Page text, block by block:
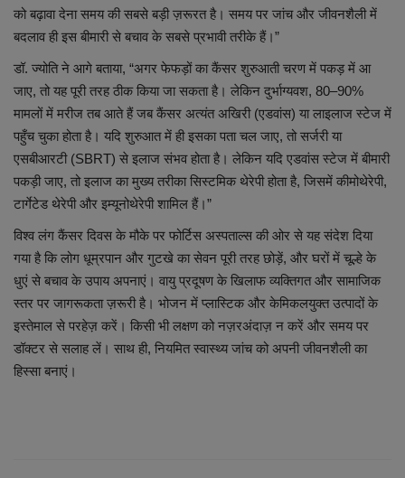
को बढ़ावा देना समय की सबसे बड़ी ज़रूरत है। समय पर जांच और जीवनशैली में
बदलाव ही इस बीमारी से बचाव के सबसे प्रभावी तरीके हैं।”
डॉ. ज्योति ने आगे बताया, “अगर फेफड़ों का कैंसर शुरुआती चरण में पकड़ में आ
जाए, तो यह पूरी तरह ठीक किया जा सकता है। लेकिन दुर्भाग्यवश, 80–90%
मामलों में मरीज तब आते हैं जब कैंसर अत्यंत अखिरी (एडवांस) या लाइलाज स्टेज में
पहुँच चुका होता है। यदि शुरुआत में ही इसका पता चल जाए, तो सर्जरी या
एसबीआरटी (SBRT) से इलाज संभव होता है। लेकिन यदि एडवांस स्टेज में बीमारी
पकड़ी जाए, तो इलाज का मुख्य तरीका सिस्टमिक थेरेपी होता है, जिसमें कीमोथेरेपी,
टार्गेटेड थेरेपी और इम्यूनोथेरेपी शामिल हैं।”
विश्व लंग कैंसर दिवस के मौके पर फोर्टिस अस्पताल्स की ओर से यह संदेश दिया
गया है कि लोग धूम्रपान और गुटखे का सेवन पूरी तरह छोड़ें, और घरों में चूल्हे के
धुएं से बचाव के उपाय अपनाएं। वायु प्रदूषण के खिलाफ व्यक्तिगत और सामाजिक
स्तर पर जागरूकता ज़रूरी है। भोजन में प्लास्टिक और केमिकलयुक्त उत्पादों के
इस्तेमाल से परहेज़ करें। किसी भी लक्षण को नज़रअंदाज़ न करें और समय पर
डॉक्टर से सलाह लें। साथ ही, नियमित स्वास्थ्य जांच को अपनी जीवनशैली का
हिस्सा बनाएं।